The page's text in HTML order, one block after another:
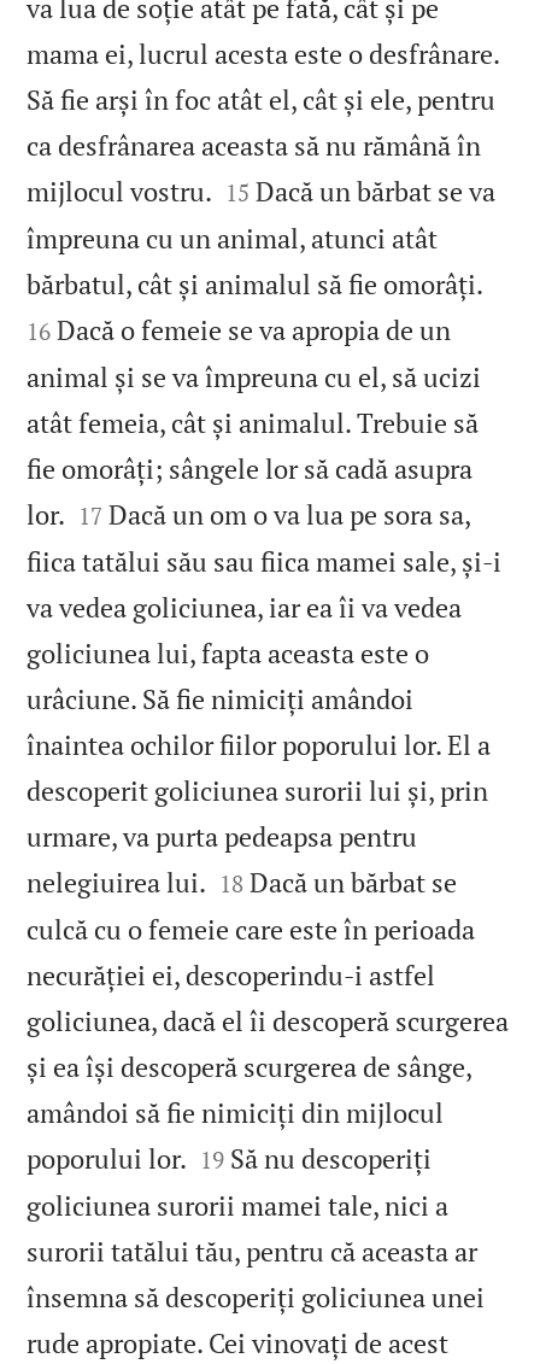
va lua de soție atât pe fată, cât și pe
mama ei, lucrul acesta este o desfrânare.
Să fie arși în foc atât el, cât și ele, pentru
ca desfrânarea aceasta să nu rămână în
mijlocul vostru. 

15 Dacă un bărbat se va
împreuna cu un animal, atunci atât
bărbatul, cât și animalul să fie omorâți.
16 Dacă o femeie se va apropia de un
animal și se va împreuna cu el, să ucizi
atât femeia, cât și animalul. Trebuie să
fie omorâți; sângele lor să cadă asupra
lor. 

17 Dacă un om o va lua pe sora sa,
fiica tatălui său sau fiica mamei sale, și‑i
va vedea goliciunea, iar ea îi va vedea
goliciunea lui, fapta aceasta este o
urâciune. Să fie nimiciți amândoi
înaintea ochilor fiilor poporului lor. El a
descoperit goliciunea surorii lui și, prin
urmare, va purta pedeapsa pentru
nelegiuirea lui. 

18 Dacă un bărbat se
culcă cu o femeie care este în perioada
necurăției ei, descoperindu‑i astfel
goliciunea, dacă el îi descoperă scurgerea
și ea își descoperă scurgerea de sânge,
amândoi să fie nimiciți din mijlocul
poporului lor. 

19 Să nu descoperiți
goliciunea surorii mamei tale, nici a
surorii tatălui tău, pentru că aceasta ar
însemna să descoperiți goliciunea unei
rude apropiate. Cei vinovați de acest